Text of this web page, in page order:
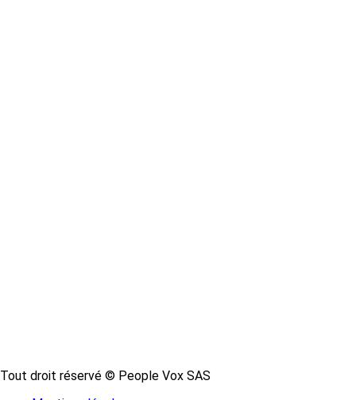
Tout droit réservé © People Vox SAS